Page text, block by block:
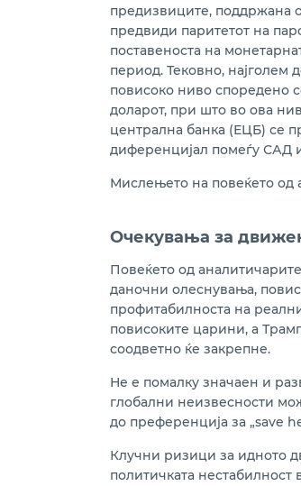
предизвиците, поддржана
предвиди паритетот на
поставеноста на
период. Тековно, најголем
повисоко ниво споредено
доларот, при што во ова
централна банка (ЕЦБ) се
диференцијал помеѓу САД
Мислењето на повеќето од
Очекувања за
Повеќето од
даночни олеснувања,
профитабилноста на
повисоките царини, а
соодветно ќе закрепне.
Не е помалку значаен и
глобални неизвесности
до преференција за „save
Клучни ризици за идното
политичката